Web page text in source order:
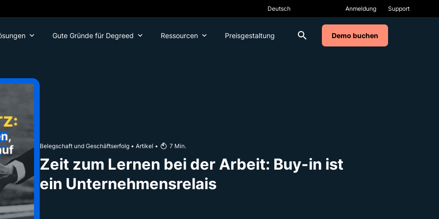
Anmeldung Support
Gute Gründe für Degreed Ressourcen Preisgestaltung Demo buchen
Belegschaft und Geschäftserfolg • Artikel • 7 Min.
Zeit zum Lernen bei der Arbeit: Buy-in ist
ein Unternehmensrelais